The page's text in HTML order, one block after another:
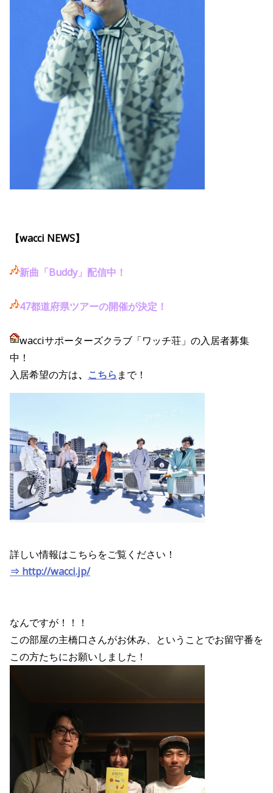
【wacci NEWS】
新曲「Buddy」配信中！
47都道府県ツアーの開催が決定！
wacciサポーターズクラブ「ワッチ荘」の入居者募集
中！
入居希望の方は、 こちら まで！
詳しい情報はこちらをご覧ください！
⇒ http://wacci.jp/
なんですが！！！
この部屋の主橋口さんがお休み、ということでお留守番を
この方たちにお願いしました！